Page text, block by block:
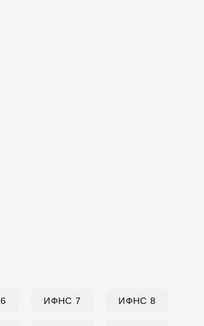
ИФНС 7 ИФНС 8